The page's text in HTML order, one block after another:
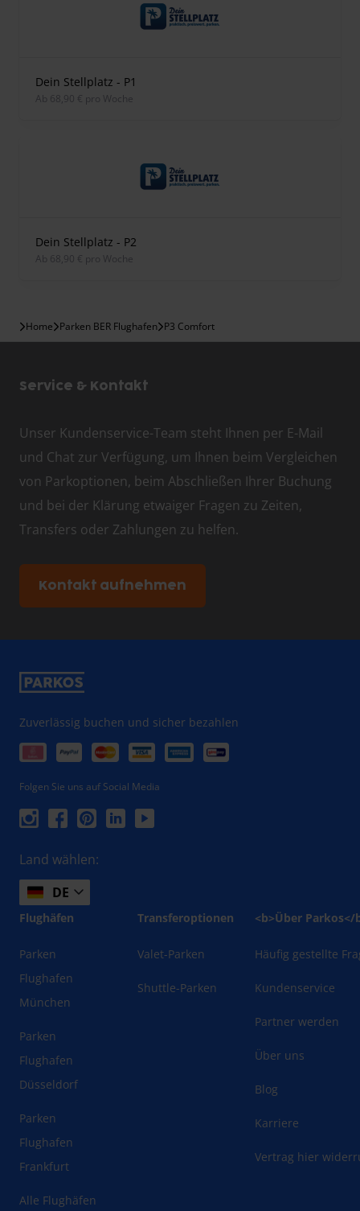
Dein Stellplatz - P1
ab 68,90 € pro Woche
Dein Stellplatz - P2
ab 68,90 € pro Woche
Home Parken BER Flughafen P3 Comfort
Service & Kontakt
Unser Kundenservice-Team steht Ihnen per E-Mail
und Chat zur Verfügung, um Ihnen beim Vergleichen
von Parkoptionen, beim Abschließen Ihrer Buchung
und bei der Klärung etwaiger Fragen zu Zeiten,
Transfers oder Zahlungen zu helfen.
Kontakt aufnehmen
Zuverlässig buchen und sicher bezahlen
Folgen Sie uns auf Social Media
Land wählen:
DE
Flughäfen
Parken
Flughafen
München
Parken
Flughafen
Düsseldorf
Parken
Flughafen
Frankfurt
Alle Flughäfen
Transferoptionen
Valet-Parken
Shuttle-Parken
<b>Über Parkos</
Häufig gestellte
Kundenservice
Partner werden
Über uns
Blog
Karriere
Vertrag hier